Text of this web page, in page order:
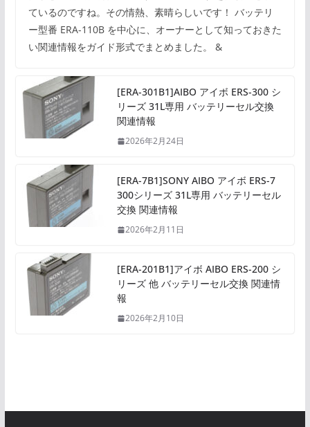
ているのですね。その情熱、素晴らしいです！ バッテリ
ー型番 ERA-110B を中心に、オーナーとして知っておきた
い関連情報をガイド形式でまとめました。 &
[ERA-301B1]AIBO アイボ ERS-300 シ
リーズ 31L専用 バッテリーセル交換
関連情報
2026年2月24日
[ERA-7B1]SONY AIBO アイボ ERS-7
300シリーズ 31L専用 バッテリーセル
交換 関連情報
2026年2月11日
[ERA-201B1]アイボ AIBO ERS-200 シ
リーズ 他 バッテリーセル交換 関連情
報
2026年2月10日